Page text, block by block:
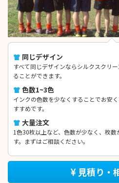
同じデザイン
すべて同じデザインならシルクスクリ
ることができます。
色数1~3色
インクの色数を少なくすることでお安
すすめです。
大量注文
1色30枚以上など、色数が少なく、枚
す。まずはご相談ください。
見積り・